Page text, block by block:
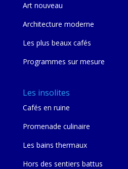
Art nouveau
Architecture moderne
Les plus beaux cafés
Programmes sur mesure
Les insolites
Cafés en ruine
Promenade culinaire
Les bains thermaux
Hors des sentiers battus